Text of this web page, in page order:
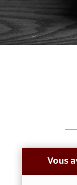
Vous